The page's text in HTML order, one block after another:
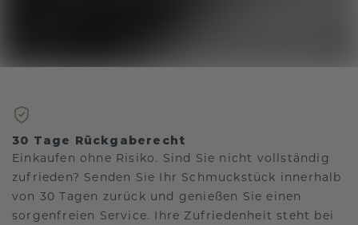
30 Tage Rückgaberecht
Einkaufen ohne Risiko. Sind Sie nicht vollständig
zufrieden? Senden Sie Ihr Schmuckstück innerhalb
von 30 Tagen zurück und genießen Sie einen
sorgenfreien Service. Ihre Zufriedenheit steht bei